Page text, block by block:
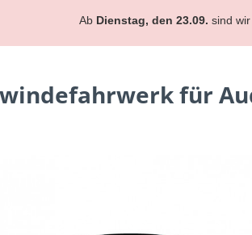
Ab Dienstag, den 23.09. sind
für